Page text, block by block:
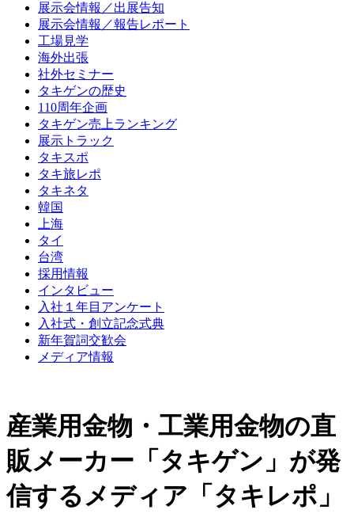
展示会情報／出展告知
展示会情報／報告レポート
工場見学
海外出張
社外セミナー
タキゲンの歴史
110周年企画
タキゲン売上ランキング
展示トラック
タキスポ
タキ旅レポ
タキネタ
韓国
上海
タイ
台湾
採用情報
インタビュー
入社１年目アンケート
入社式・創立記念式典
新年賀詞交歓会
メディア情報
産業用金物・工業用金物の直
販メーカー「タキゲン」が発
信するメディア「タキレポ」